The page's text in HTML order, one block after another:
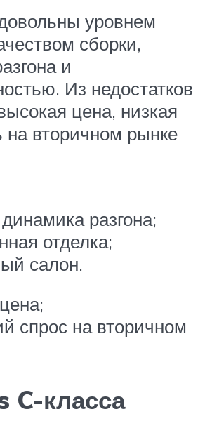
уровнем
сборки,
и
Из недостатков
цена, низкая
на вторичном рынке
разгона;
отделка;
салон.
спрос на вторичном
C-класса